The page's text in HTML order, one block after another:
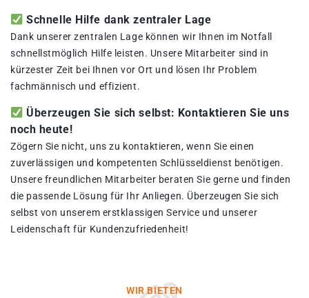
Schnelle Hilfe dank zentraler Lage
Dank unserer zentralen Lage können wir Ihnen im Notfall
schnellstmöglich Hilfe leisten. Unsere Mitarbeiter sind in
kürzester Zeit bei Ihnen vor Ort und lösen Ihr Problem
fachmännisch und effizient.
Überzeugen Sie sich selbst: Kontaktieren Sie uns
noch heute!
Zögern Sie nicht, uns zu kontaktieren, wenn Sie einen
zuverlässigen und kompetenten Schlüsseldienst benötigen.
Unsere freundlichen Mitarbeiter beraten Sie gerne und finden
die passende Lösung für Ihr Anliegen. Überzeugen Sie sich
selbst von unserem erstklassigen Service und unserer
Leidenschaft für Kundenzufriedenheit!
WIR BIETEN